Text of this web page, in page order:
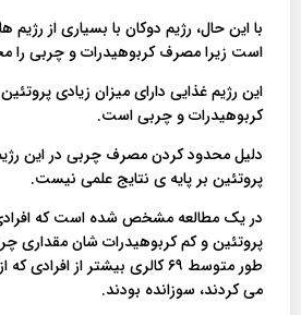
با این حال، رژیم دوکان با بسیاری از رژیم
است زیرا مصرف کربوهیدرات و چربی را
این رژیم غذایی دارای میزان زیادی
کربوهیدرات و چربی است.
دلیل محدود کردن مصرف چربی در این
پروتئین بر پایه ی نتایج علمی نیست.
در یک مطالعه مشخص شده است که افرادی
پروتئین و کم کربوهیدرات شان مقداری
طور متوسط ​​۶۹ کالری بیشتر از
می کردند، سوزانده بودند.